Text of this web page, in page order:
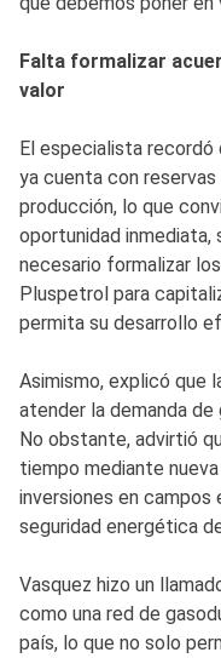
Falta formalizar
valor
El especialista recordó
ya cuenta con
producción, lo que
oportunidad inmediata,
necesario formalizar
Pluspetrol para
permita su desarrollo
Asimismo, explicó que
atender la demanda de
No obstante, advirtió
tiempo mediante
inversiones en
seguridad energética
Vasquez hizo un
como una red de
país, lo que no solo